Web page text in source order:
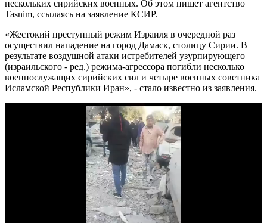
нескольких сирийских военных. Об этом пишет агентство
Tasnim, ссылаясь на заявление КСИР.
«Жестокий преступный режим Израиля в очередной раз
осуществил нападение на город Дамаск, столицу Сирии. В
результате воздушной атаки истребителей узурпирующего
(израильского - ред.) режима-агрессора погибли несколько
военнослужащих сирийских сил и четыре военных советника
Исламской Республики Иран», - стало известно из заявления.